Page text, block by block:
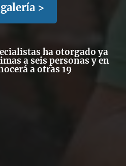
>
ha otorgado ya
a seis personas y en
a otras 19